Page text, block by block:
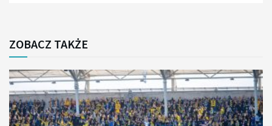
ZOBACZ TAKŻE